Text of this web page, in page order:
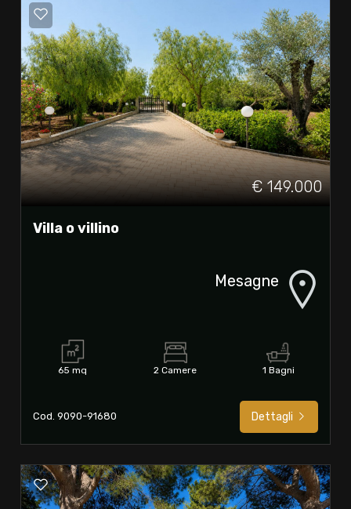
€ 149.000
Villa o villino
Mesagne
65 mq 2 Camere 1 Bagni
Cod. 9090-91680 Dettagli